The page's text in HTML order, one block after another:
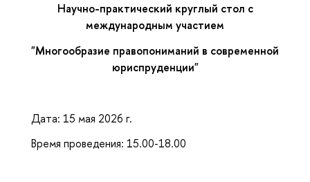
Научно-практический круглый стол с
международным участием
"Многообразие правопониманий в современной
юриспруденции"
Дата: 15 мая 2026 г.
Время проведения: 15.00-18.00